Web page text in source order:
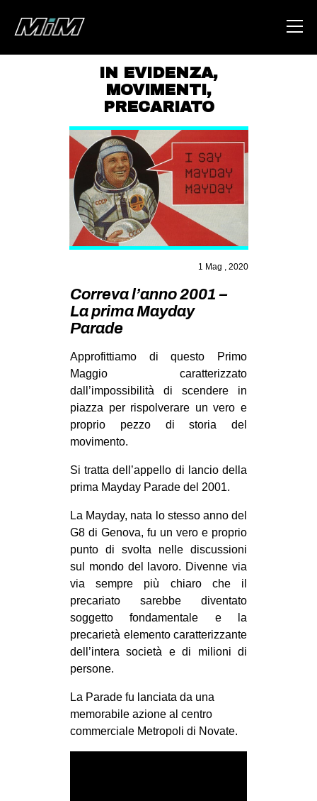
HOME
AREA
DEGENERAZIONE
GAZA FREESTYLE
CSOA LAMBRETTA
MSM
STUDENTI TSUNAMI
ZAM
MOBILITAZIONI
MOVIMENTI
ANTIFASCISMO
MIGRAZIONI
PRECARIATO
REPRESSIONE
STUDENTI
CULTURE
CINEMA
IN EVIDENZA,
MOVIMENTI ,
PRECARIATO
1 Mag , 2020
Correva l’anno 2001 –
La prima Mayday
Parade
Approfittiamo di questo Primo
Maggio caratterizzato
dall’impossibilità di scendere in
piazza per rispolverare un vero e
proprio pezzo di storia del
movimento.
Si tratta dell’appello di lancio della
prima Mayday Parade del 2001.
La Mayday, nata lo stesso anno del
G8 di Genova, fu un vero e proprio
punto di svolta nelle discussioni
sul mondo del lavoro. Divenne via
via sempre più chiaro che il
precariato sarebbe diventato
soggetto fondamentale e la
precarietà elemento caratterizzante
dell’intera società e di milioni di
persone.
La Parade fu lanciata da una
memorabile azione al centro
commerciale Metropoli di Novate.